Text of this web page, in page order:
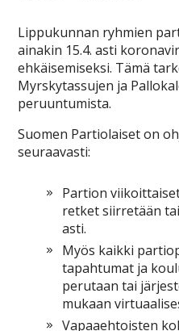
Lippukunnan ryhmien
ainakin 15.4. asti
ehkäisemiseksi. Tämä
Myrskytassujen ja
peruuntumista.
Suomen Partiolaiset on
seuraavasti:
Partion
retket siirretään
asti.
Myös kaikki
tapahtumat ja
perutaan tai
mukaan
Vapaaehtoisten